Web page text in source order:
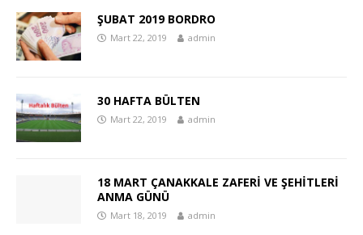
ŞUBAT 2019 BORDRO
Mart 22, 2019 admin
30 HAFTA BÜLTEN
Mart 22, 2019 admin
18 MART ÇANAKKALE ZAFERİ VE ŞEHİTLERİ
ANMA GÜNÜ
Mart 18, 2019 admin